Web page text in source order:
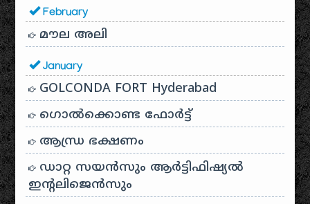
February
മൗല അലി
January
GOLCONDA FORT Hyderabad
ഗൊൽക്കൊണ്ട ഫോർട്ട്
ആന്ധ്ര ഭക്ഷണം
ഡാറ്റ സയൻസും ആർട്ടിഫിഷ്യൽ
ഇൻ്റലിജെൻസും